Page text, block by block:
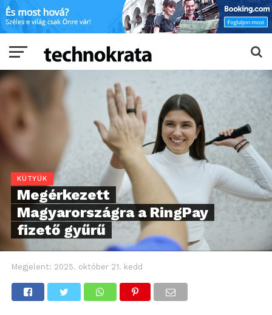
KÜTYÜK
Megérkezett
Magyarországra a RingPay
fizető gyűrű
Megjelent: 2025. október 21. kedd